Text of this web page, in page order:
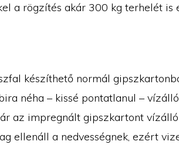
a rögzítés akár 300 kg terhelét is
készíthető normál
néha – kissé pontatlanul – vízálló
az impregnált gipszkartont
ellenáll a nedvességnek, ezért